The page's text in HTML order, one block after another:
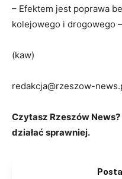
– Efektem jest poprawa
kolejowego i drogowego
(kaw)
redakcja@rzeszow-
Czytasz Rzeszów
działać sprawniej.